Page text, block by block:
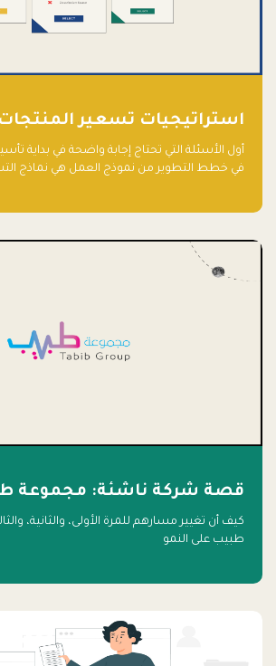
استراتيجيات تسعير المنتجات
أول الأسئلة التي تحتاج إجابة واضحة في بداية
في خطط التطوير من نموذج العمل هي نماذج
قصة شركة ناشئة: مجموعة
كيف أن تغيير مسارهم للمرة الأولى، والثانية،
طبيب على النمو